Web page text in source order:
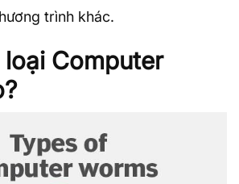
trình khác.
Computer